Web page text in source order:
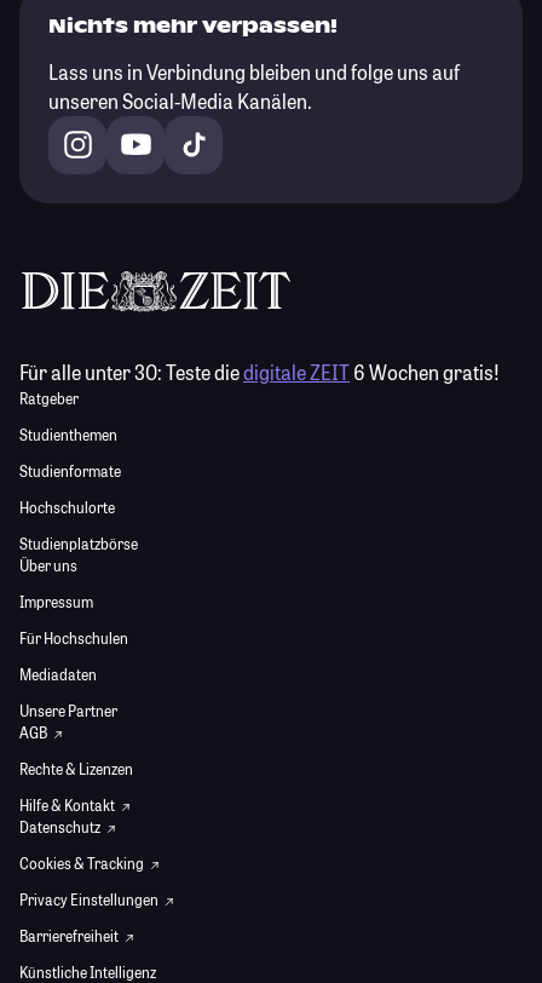
Nichts mehr verpassen!
Lass uns in Verbindung bleiben und folge uns auf
unseren Social-Media Kanälen.
Für alle unter 30:Teste diedigitale ZEIT6 Wochen gratis!
Ratgeber
Studienthemen
Studienformate
Hochschulorte
Studienplatzbörse
Über uns
Impressum
Für Hochschulen
Mediadaten
Unsere Partner
AGB
Rechte & Lizenzen
Hilfe & Kontakt
Datenschutz
Cookies & Tracking
Privacy Einstellungen
Barrierefreiheit
Künstliche Intelligenz